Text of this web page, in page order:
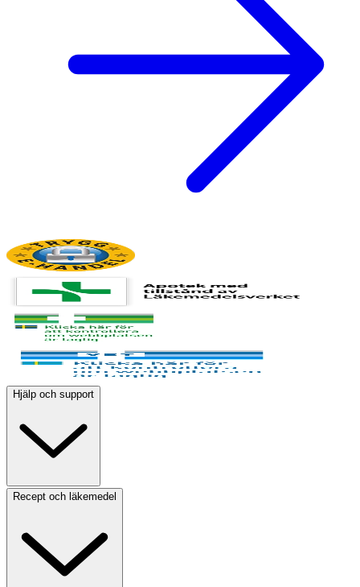
Hjälp och support
Recept och läkemedel